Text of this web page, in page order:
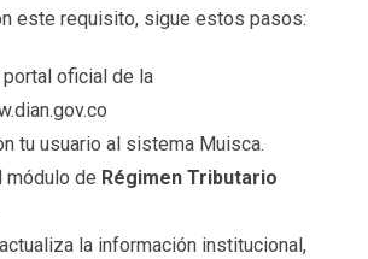
este requisito, sigue estos pasos:
oficial de la
tu usuario al sistema Muisca.
módulo de Régimen Tributario
la información institucional,